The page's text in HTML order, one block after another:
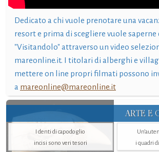
Dedicato a chi vuole prenotare una
resort e prima di scegliere vuole saperne
"Visitandolo" attraverso un video
mareonline.it. I titolari di alberghi e
mettere on line propri filmati possono
a mareonline@mareonline.it
ARTE E
I denti di capodoglio
incisi sono veri tesori
i quadri